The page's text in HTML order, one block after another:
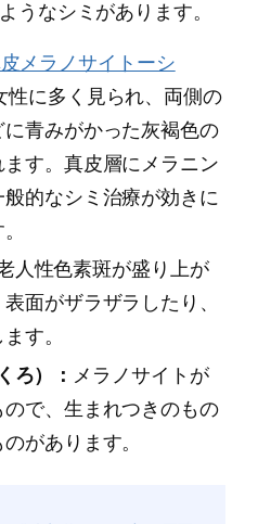
うなシミがあります。
メラノサイトーシ
性に多く見られ、両側の
青みがかった灰褐色の
す。真皮層にメラニン
的なシミ治療が効きに
人性色素斑が盛り上が
面がザラザラしたり、
す。
ろ）： メラノサイトが
で、生まれつきのもの
があります。